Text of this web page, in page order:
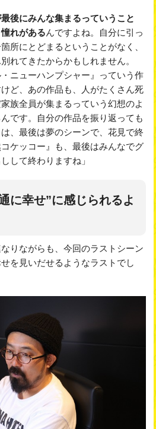
後にみんな集まるっていうこと
れがあるんですよね。自分に引っ
所にとどまるということがなく、
れてきたからかもしれません。
ニューハンプシャー』っていう作
ど、あの作品も、人がたくさん死
族全員が集まるっていう幻想のよ
です。自分の作品を振り返っても
は、最後は夢のシーンで、花見で終
ケッコー』も、最後はみんなでグ
して終わりますね」
に幸せ”に感じられるよ
りながらも、今回のラストシーン
を見いだせるようなラストでし